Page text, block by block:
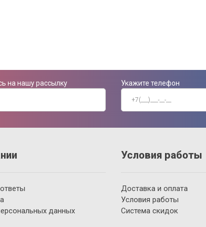
на нашу рассылку
Укажите телефон
данных
Условия работы
Доставка и оплата
Условия работы
Система скидок